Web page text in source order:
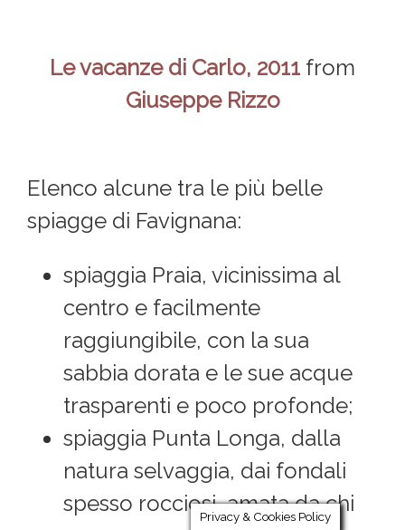
Le vacanze di Carlo, 2011 from
Giuseppe Rizzo
Elenco alcune tra le più belle
spiagge di Favignana:
spiaggia Praia, vicinissima al
centro e facilmente
raggiungibile, con la sua
sabbia dorata e le sue acque
trasparenti e poco profonde;
spiaggia Punta Longa, dalla
natura selvaggia, dai fondali
spesso rocciosi, amata da chi
Privacy & Cookies Policy